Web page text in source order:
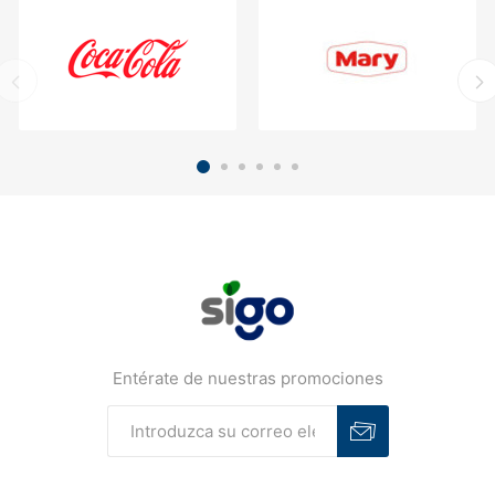
Entérate de nuestras promociones